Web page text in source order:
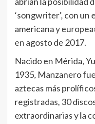
‘songwriter’, con un
americana y
en agosto de 2017.
Nacido en Mérida,
1935, Manzanero
aztecas más
registradas, 30
extraordinarias y la